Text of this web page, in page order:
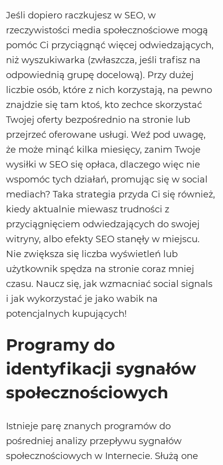
Jeśli dopiero raczkujesz w SEO, w
rzeczywistości media społecznościowe mogą
pomóc Ci przyciągnąć więcej odwiedzających,
niż wyszukiwarka (zwłaszcza, jeśli trafisz na
odpowiednią grupę docelową). Przy dużej
liczbie osób, które z nich korzystają, na pewno
znajdzie się tam ktoś, kto zechce skorzystać
Twojej oferty bezpośrednio na stronie lub
przejrzeć oferowane usługi. Weź pod uwagę,
że może minąć kilka miesięcy, zanim Twoje
wysiłki w SEO się opłaca, dlaczego więc nie
wspomóc tych działań, promując się w social
mediach? Taka strategia przyda Ci się również,
kiedy aktualnie miewasz trudności z
przyciągnięciem odwiedzających do swojej
witryny, albo efekty SEO stanęły w miejscu.
Nie zwiększa się liczba wyświetleń lub
użytkownik spędza na stronie coraz mniej
czasu. Naucz się, jak wzmacniać social signals
i jak wykorzystać je jako wabik na
potencjalnych kupujących!
Programy do
identyfikacji sygnałów
społecznościowych
Istnieje parę znanych programów do
pośredniej analizy przepływu sygnałów
społecznościowych w Internecie. Służą one